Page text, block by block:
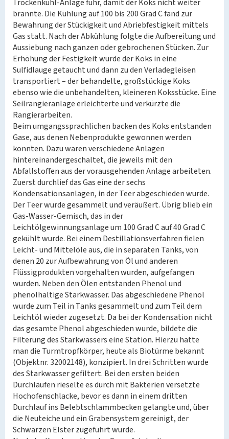
Trockenkühl-Anlage fuhr, damit der Koks nicht weiter
brannte. Die Kühlung auf 100 bis 200 Grad C fand zur
Bewahrung der Stückigkeit und Abriebfestigkeit mittels
Gas statt. Nach der Abkühlung folgte die Aufbereitung und
Aussiebung nach ganzen oder gebrochenen Stücken. Zur
Erhöhung der Festigkeit wurde der Koks in eine
Sulfidlauge getaucht und dann zu den Verladegleisen
transportiert – der behandelte, großstückige Koks
ebenso wie die unbehandelten, kleineren Koksstücke. Eine
Seilrangieranlage erleichterte und verkürzte die
Rangierarbeiten.
Beim umgangssprachlichen backen des Koks entstanden
Gase, aus denen Nebenprodukte gewonnen werden
konnten. Dazu waren verschiedene Anlagen
hintereinandergeschaltet, die jeweils mit den
Abfallstoffen aus der vorausgehenden Anlage arbeiteten.
Zuerst durchlief das Gas eine der sechs
Kondensationsanlagen, in der Teer abgeschieden wurde.
Der Teer wurde gesammelt und veräußert. Übrig blieb ein
Gas-Wasser-Gemisch, das in der
Leichtölgewinnungsanlage um 100 Grad C auf 40 Grad C
gekühlt wurde. Bei einem Destillationsverfahren fielen
Leicht- und Mittelöle aus, die in separaten Tanks, von
denen 20 zur Aufbewahrung von Öl und anderen
Flüssigprodukten vorgehalten wurden, aufgefangen
wurden. Neben den Ölen entstanden Phenol und
phenolhaltige Starkwasser. Das abgeschiedene Phenol
wurde zum Teil in Tanks gesammelt und zum Teil dem
Leichtöl wieder zugesetzt. Da bei der Kondensation nicht
das gesamte Phenol abgeschieden wurde, bildete die
Filterung des Starkwassers eine Station. Hierzu hatte
man die Turmtropfkörper, heute als Biotürme bekannt
(Objektnr. 32002148), konzipiert. In drei Schritten wurde
des Starkwasser gefiltert. Bei den ersten beiden
Durchläufen rieselte es durch mit Bakterien versetzte
Hochofenschlacke, bevor es dann in einem dritten
Durchlauf ins Belebtschlammbecken gelangte und, über
die Neuteiche und ein Grabensystem gereinigt, der
Schwarzen Elster zugeführt wurde.